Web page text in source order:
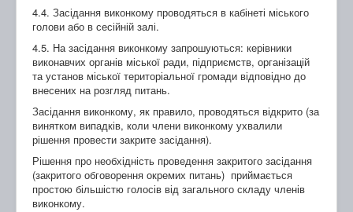
4.4. Засідання виконкому проводяться в кабінеті міського
голови або в сесійній залі.
4.5. На засідання виконкому запрошуються: керівники
виконавчих органів міської ради, підприємств, організацій
та установ міської територіальної громади відповідно до
внесених на розгляд питань.
Засідання виконкому, як правило, проводяться відкрито (за
винятком випадків, коли члени виконкому ухвалили
рішення провести закрите засідання).
Рішення про необхідність проведення закритого засідання
(закритого обговорення окремих питань) приймається
простою більшістю голосів від загального складу членів
виконкому.